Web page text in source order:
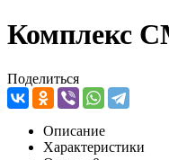
Комплекс
Поделиться
Описание
Характеристики